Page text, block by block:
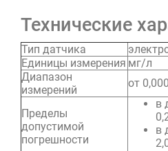
Технические
Тип датчика
Единицы измерения мг/л
Диапазон
измерений
от
Пределы
допустимой
погрешности
в
в